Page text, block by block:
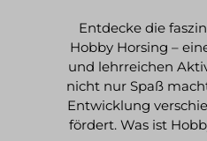
Entdecke die
Hobby Horsing –
und lehrreichen
nicht nur Spaß
Entwicklung
fördert. Was ist